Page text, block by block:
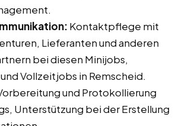
Kontaktpflege mit
Lieferanten und anderen
bei diesen Minijobs,
Vollzeitjobs in Remscheid.
und Protokollierung
Unterstützung bei der Erstellung